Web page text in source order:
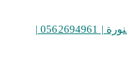
نجار تركيب غرف نوم بالمدينة المنورة | 0562694961 |